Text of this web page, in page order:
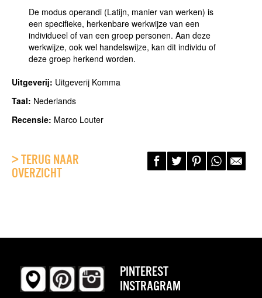
De modus operandi (Latijn, manier van werken) is
een specifieke, herkenbare werkwijze van een
individueel of van een groep personen. Aan deze
werkwijze, ook wel handelswijze, kan dit individu of
deze groep herkend worden.
Uitgeverij: Uitgeverij Komma
Taal: Nederlands
Recensie: Marco Louter
> TERUG NAAR
OVERZICHT
PINTEREST
INSTRAGRAM